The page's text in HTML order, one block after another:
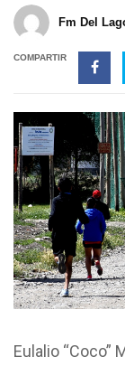
Fm Del
COMPARTIR
Eulalio “Coco”